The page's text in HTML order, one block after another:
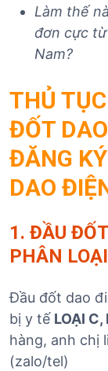
Làm thế
đơn cực
Nam?
THỦ
ĐỐT
ĐĂNG
DAO
1. ĐẦU
PHÂN
Đầu đốt dao
bị y tế LOẠI C,
hàng, anh chị
(zalo/tel)